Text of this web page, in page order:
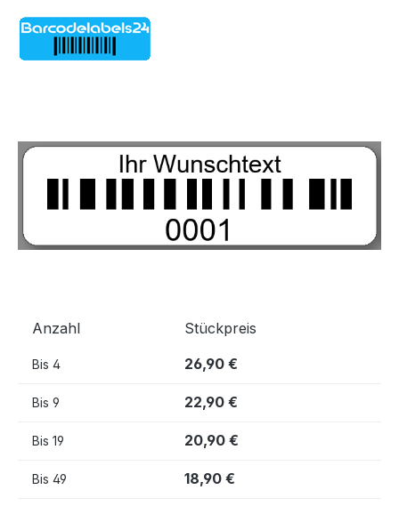
Anzahl Stückpreis
Bis 4 26,90 €
Bis 9 22,90 €
Bis 19 20,90 €
Bis 49 18,90 €